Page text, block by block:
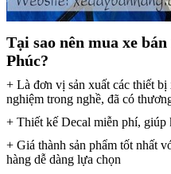
Tại sao nên mua xe
Phúc?
+ Là đơn vị sản xuất các thiết
nghiệm trong nghề, đã có
+ Thiết kế Decal miễn phí, giúp
+ Giá thành sản phẩm tốt nhất
hàng dễ dàng lựa chọn